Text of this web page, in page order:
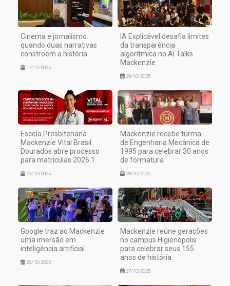
Cinema e jornalismo:
quando duas narrativas
constroem a história
17/11/2025
IA Explicável desafia limites
da transparência
algorítmica no AI Talks
Mackenzie
29/10/2025
Escola Presbiteriana
Mackenzie Vital Brasil
Dourados abre processo
para matrículas 2026.1
29/10/2025
Mackenzie recebe turma
de Engenharia Mecânica de
1995 para celebrar 30 anos
de formatura
28/10/2025
Google traz ao Mackenzie
uma imersão em
inteligência artificial
28/10/2025
Mackenzie reúne gerações
no campus Higienópolis
para celebrar seus 155
anos de história
27/10/2025